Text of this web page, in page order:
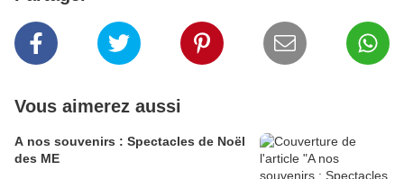
Vous aimerez aussi
A nos souvenirs : Spectacles de Noël
des ME